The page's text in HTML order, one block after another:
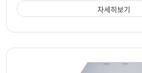
자세히보기